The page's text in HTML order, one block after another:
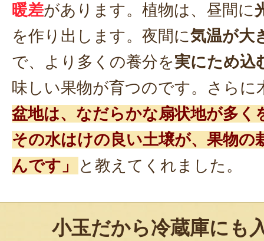
暖差があります。植物は、昼間に
を作り出します。夜間に気温が大
で、より多くの養分を実にため込
味しい果物が育つのです。さらに
盆地は、なだらかな扇状地が多く
その水はけの良い土壌が、果物の
んです」
と教えてくれました。
小玉だから冷蔵庫にも